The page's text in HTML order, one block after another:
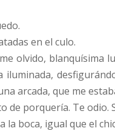
en el culo.
olvido, blanquísima
iluminada,
arcada, que me
de porquería. Te odio.
la boca, igual que el